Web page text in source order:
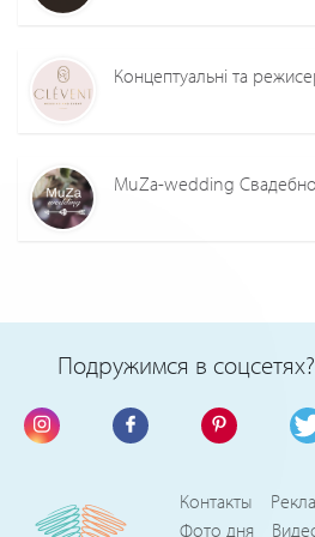
Концептуальні та
MuZa-wedding
Подружимся в
Контакты
Фото дня